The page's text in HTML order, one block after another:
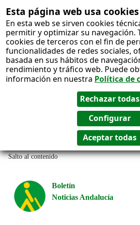
Esta página web usa cookies
En esta web se sirven cookies
permitir y optimizar su navegación.
cookies de terceros con el fin de
funcionalidades de redes sociales,
basada en sus hábitos de
rendimiento y tráfico web. Puede
información en nuestra Política de
Salto al contenido
Boletín
Noticias Andalucía